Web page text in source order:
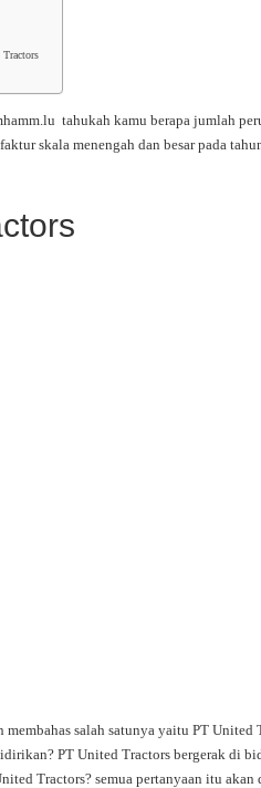
tahukah kamu berapa jumlah
skala menengah dan besar pada
salah satunya yaitu PT United
PT United Tractors bergerak di
Tractors? semua pertanyaan itu